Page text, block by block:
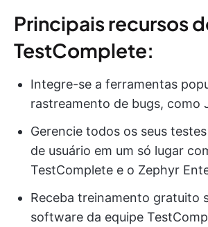
Principais recursos
TestComplete:
Integre-se a ferramentas
rastreamento de bugs, como
Gerencie todos os seus
de usuário em um só lugar
TestComplete e o Zephyr
Receba treinamento gratuito
software da equipe